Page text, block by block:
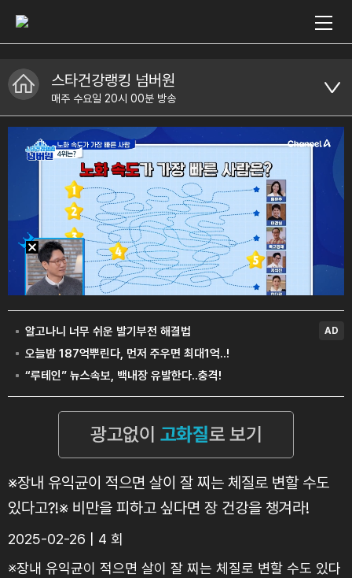
스타건강랭킹 넘버원
매주 수요일 20시 00분 방송
※장내 유익균이 적으면 살이 잘 찌는 체질로 변할 수도
있다고?!※ 비만을 피하고 싶다면 장 건강을 챙겨라!
2025-02-26 | 4 회
※장내 유익균이 적으면 살이 잘 찌는 체질로 변할 수도 있다